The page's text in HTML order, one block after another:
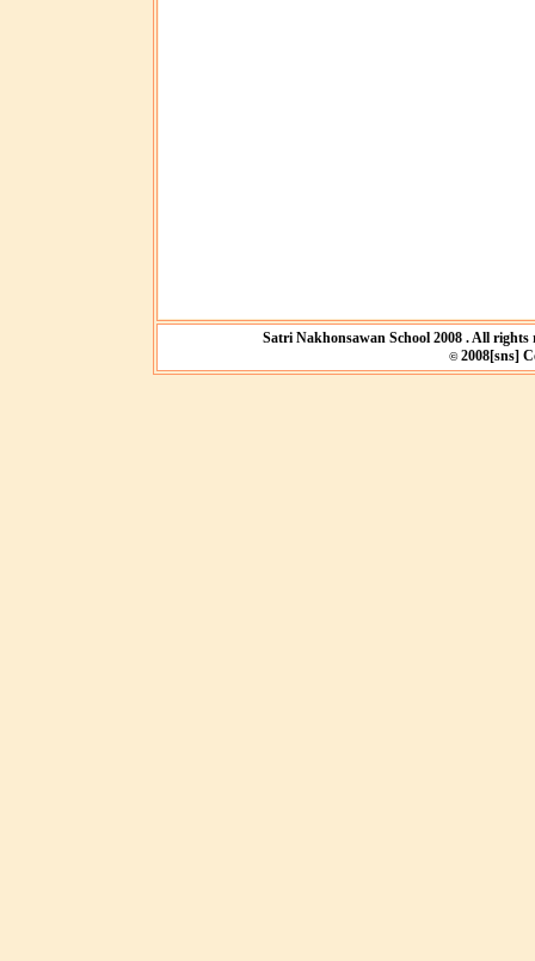
Satri Nakhonsawan School 2008 . All rights
©2008[sns]